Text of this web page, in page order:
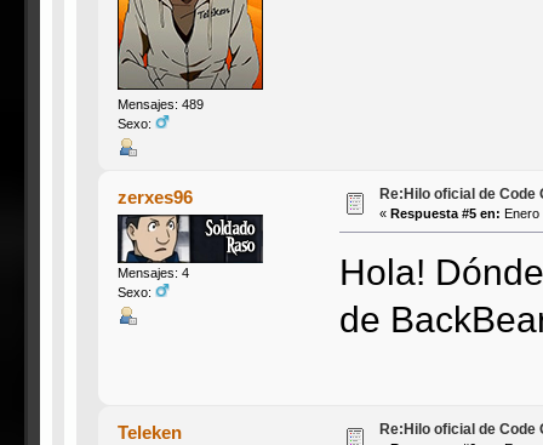
Mensajes: 489
Sexo:
zerxes96
Mensajes: 4
Sexo:
Re:Hilo oficial de Code
« Respuesta #5 en: Enero
Hola!
de
Teleken Re:Hilo oficial de Code